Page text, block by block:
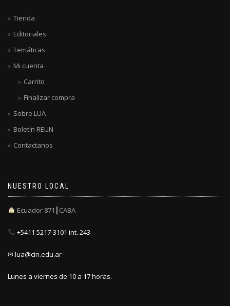
Tienda
Editoriales
Temáticas
Mi cuenta
Carrito
Finalizar compra
Sobre LUA
Boletín REUN
Contactanos
NUESTRO LOCAL
Ecuador 871┃CABA
+5411 5217-3101 int. 243
✉ lua@cin.edu.ar
Lunes a viernes de 10 a 17 horas.